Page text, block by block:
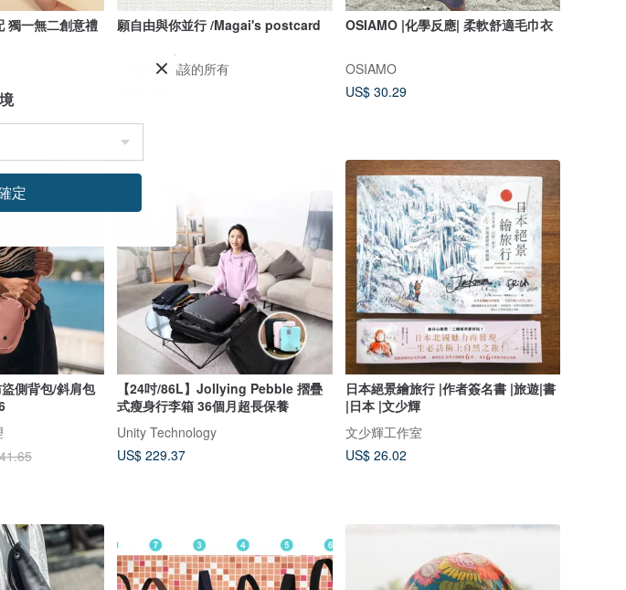
獨一無二創意禮
願自由與你並行 /Magai's postcard
magai's 馬該的所有
OSIAMO |化學反應| 柔軟舒適毛巾衣
OSIAMO
US$ 30.29
側背包/斜肩包
【24吋/86L】Jollying Pebble 摺疊
式瘦身行李箱 36個月超長保養
Unity Technology
US$ 229.37
日本絕景繪旅行 |作者簽名書 |旅遊|書
|日本 |文少輝
文少輝工作室
US$ 26.02
定